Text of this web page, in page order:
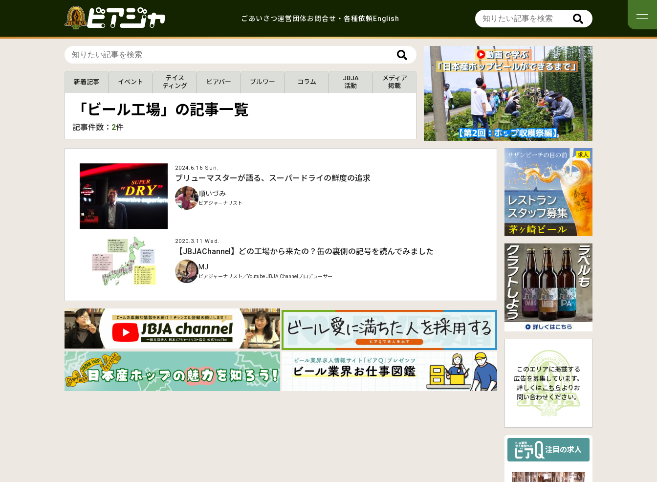
ごあいさつ運営団体お問合せ・各種依頼English
新着記事 イベント
テイス
ティング
ビアバー ブルワー コラム
JBJA
活動
メディア
掲載
「ビール工場」の記事一覧
記事件数： 2件
2024.6.16 Sun.
ブリューマスターが語る、スーパードライの鮮度の追求
順いづみ
ビアジャーナリスト
2020.3.11 Wed.
【JBJAChannel】どの工場から来たの？缶の裏側の記号を読んでみました
MJ
ビアジャーナリスト／Youtube JBJA Channelプロデューサー
このエリアに掲載する
広告を募集しています。
詳しくは こちらより お
問い合わせください。
注目の求人